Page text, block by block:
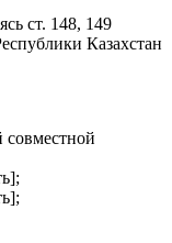
ст. 148, 149
Казахстан
совместной